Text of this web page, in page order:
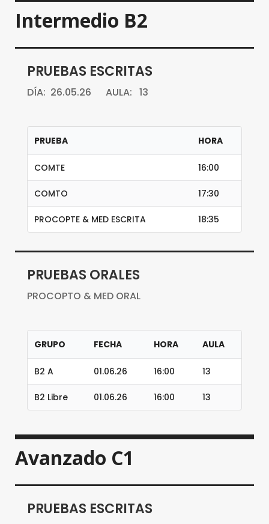
Intermedio B2
PRUEBAS ESCRITAS
DÍA: 26.05.26 AULA: 13
PRUEBA HORA
COMTE 16:00
COMTO 17:30
PROCOPTE & MED ESCRITA 18:35
PRUEBAS ORALES
PROCOPTO & MED ORAL
GRUPO FECHA HORA AULA
B2 A 01.06.26 16:00 13
B2 Libre 01.06.26 16:00 13
Avanzado C1
PRUEBAS ESCRITAS